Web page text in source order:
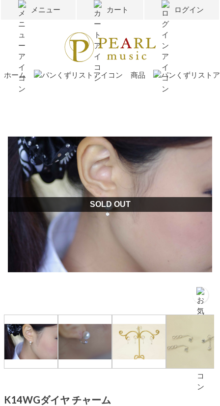
メニュー カート ログイン
ホーム 商品
SOLD OUT
K14WGダイヤ チャーム